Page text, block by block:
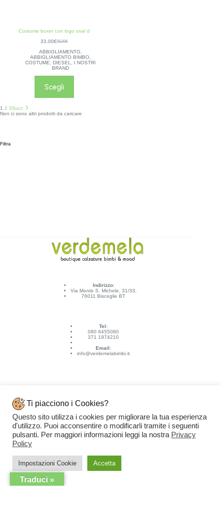
Costume boxer con logo oval d
55,00€
33,00€
ABBIGLIAMENTO,
ABBIGLIAMENTO BIMBO,
COSTUME
DIESEL
I NOSTRI
BRAND
Scegli
1 2 3Succ
Non ci sono altri prodotti da caricare
Filtra
Indirizzo:
Via Monte S. Michele, 31/33,
76011 Bisceglie BT
Tel:
080 6455080
371 1974210
Email:
info@verdemelabimbi.it
Link Utili
Spedizioni e pagamenti
Condizioni di vendita
Ti piacciono i Cookies?
Questo sito utilizza i cookies per migliorare la tua esperienza
d'utilizzo. Puoi acconsentire o modificarli tramite i seguenti
pulsanti. Per maggiori informazioni leggi la nostra Privacy
Policy
Impostazioni Cookie Accetta
Traduci »